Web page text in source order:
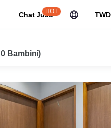
Chat JuJu
HOT TWD
Bambini)